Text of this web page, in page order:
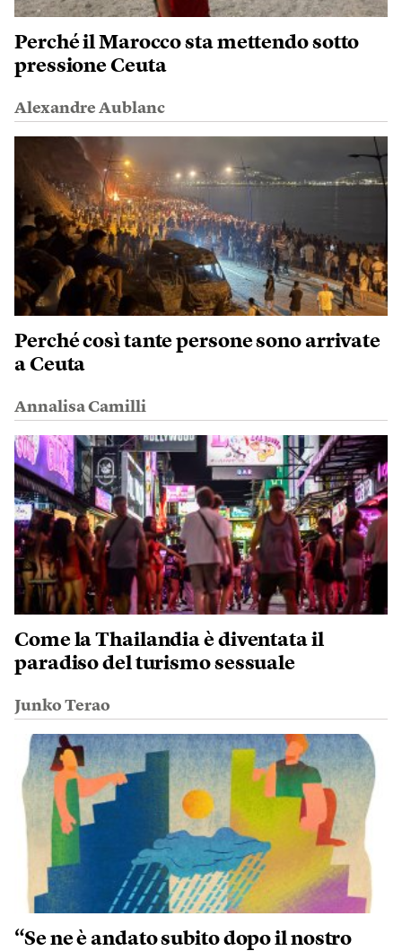
Perché il Marocco sta mettendo sotto
pressione Ceuta
Alexandre Aublanc
Perché così tante persone sono arrivate
a Ceuta
Annalisa Camilli
Come la Thailandia è diventata il
paradiso del turismo sessuale
Junko Terao
“Se ne è andato subito dopo il nostro